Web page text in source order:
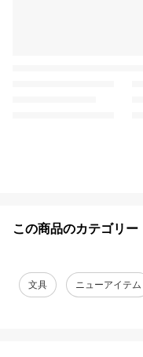
この商品のカテゴリー
文具 ニューアイテム